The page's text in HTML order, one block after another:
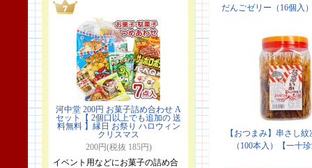
河中堂 200円 お菓子詰め合わせ A
セット【 2個口以上でも追加の 送
料無料 】縁日 お祭り ハロウィン
クリスマス
200円(税抜 185円)
イベント用などにお菓子の詰め合